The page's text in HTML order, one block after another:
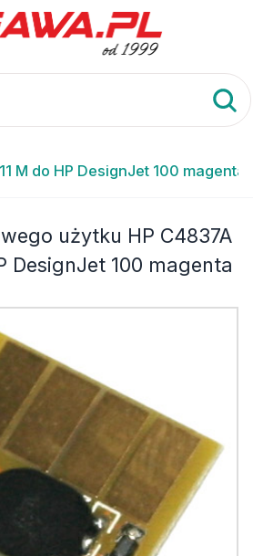
M do HP DesignJet 100 magenta
użytku HP C4837A
DesignJet 100 magenta